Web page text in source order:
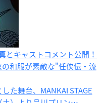
とキャストコメント公開！
和服が素敵な"任侠伝・流
た舞台、MANKAI STAGE